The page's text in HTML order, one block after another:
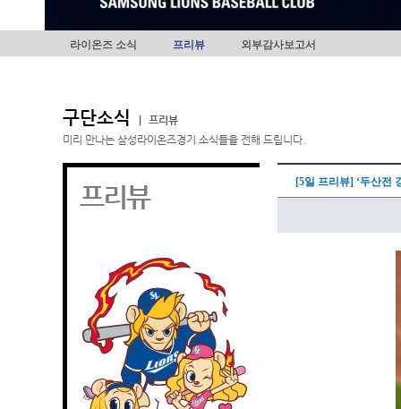
라이온즈 소식 프리뷰 외부감사보고서
구단소식
프리뷰
미리 만나는 삼성라이온즈경기 소식들을 전해 드립니다.
프리뷰 [5일 프리뷰] ‘두산전